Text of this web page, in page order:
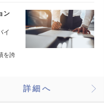
ン
イ
を誇
詳細へ